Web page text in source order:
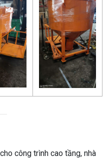
công trình cao tầng, nhà